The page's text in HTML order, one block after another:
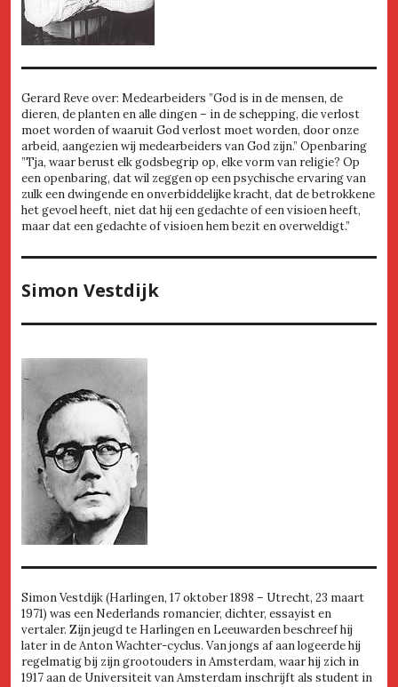
Gerard Reve over: Medearbeiders ”God is in de mensen, de
dieren, de planten en alle dingen – in de schepping, die verlost
moet worden of waaruit God verlost moet worden, door onze
arbeid, aangezien wij medearbeiders van God zijn.” Openbaring
”Tja, waar berust elk godsbegrip op, elke vorm van religie? Op
een openbaring, dat wil zeggen op een psychische ervaring van
zulk een dwingende en onverbiddelijke kracht, dat de betrokkene
het gevoel heeft, niet dat hij een gedachte of een visioen heeft,
maar dat een gedachte of visioen hem bezit en overweldigt.”
Simon Vestdijk
Simon Vestdijk (Harlingen, 17 oktober 1898 – Utrecht, 23 maart
1971) was een Nederlands romancier, dichter, essayist en
vertaler. Zijn jeugd te Harlingen en Leeuwarden beschreef hij
later in de Anton Wachter-cyclus. Van jongs af aan logeerde hij
regelmatig bij zijn grootouders in Amsterdam, waar hij zich in
1917 aan de Universiteit van Amsterdam inschrijft als student in